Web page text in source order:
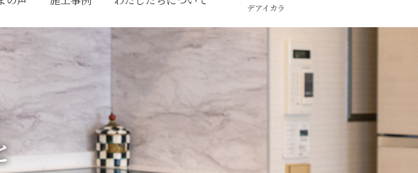
デアイカラ